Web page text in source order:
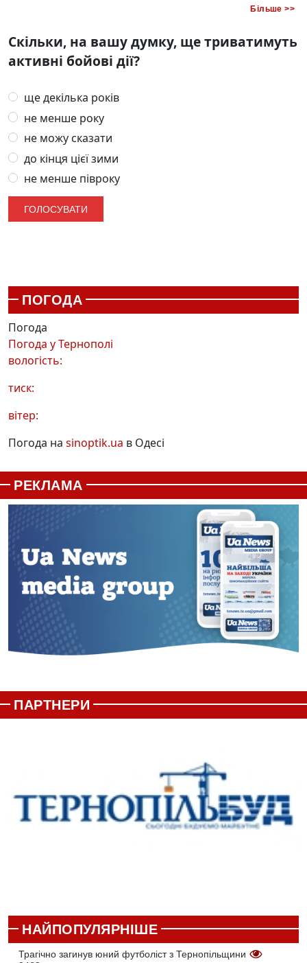
Більше >>
Скільки, на вашу думку, ще триватимуть
активні бойові дії?
ще декілька років
не менше року
не можу сказати
до кінця цієї зими
не менше півроку
ПОГОДА
Погода
Погода уТернополі
вологість:
тиск:
вітер:
Погода на sinoptik.ua в Одесі
РЕКЛАМА
ПАРТНЕРИ
НАЙПОПУЛЯРНІШЕ
Трагічно загинув юний футболіст з Тернопільщини